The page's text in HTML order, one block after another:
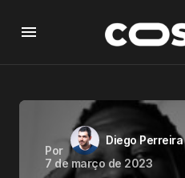
Por
Diego Perreira
7 de março de 2023